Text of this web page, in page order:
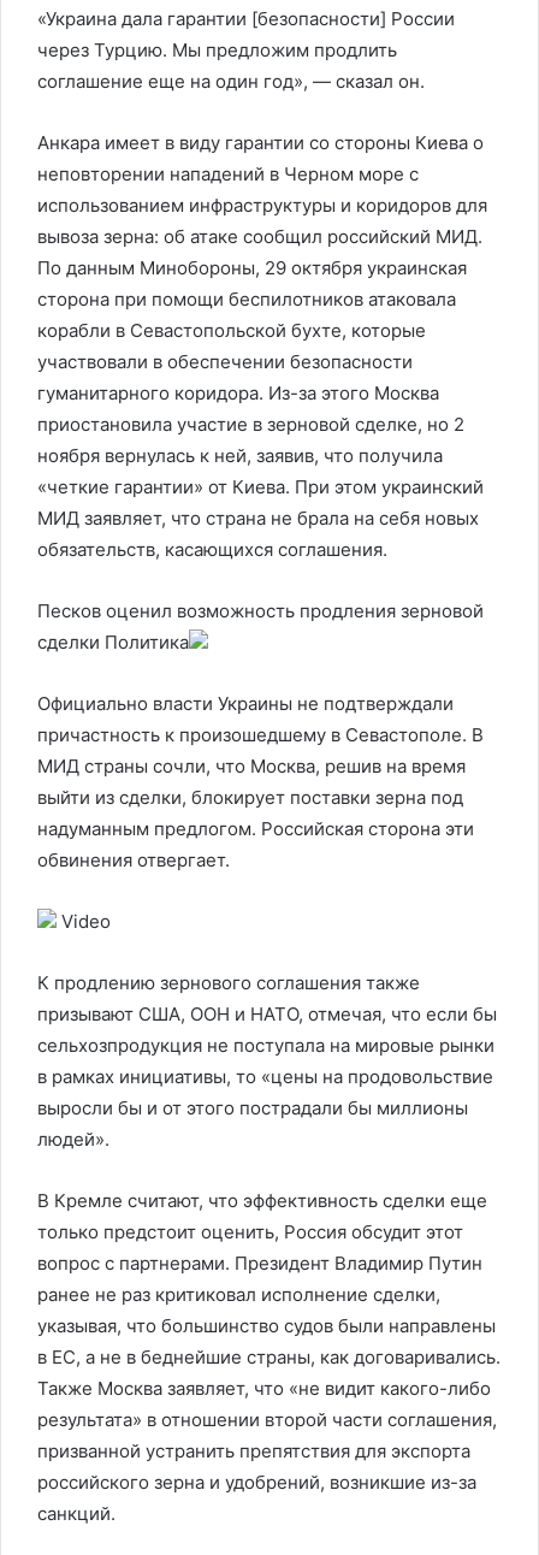
«Украина дала гарантии [безопасности] России
через Турцию. Мы предложим продлить
соглашение еще на один год», — сказал он.
Анкара имеет в виду гарантии со стороны Киева о
неповторении нападений в Черном море с
использованием инфраструктуры и коридоров для
вывоза зерна: об атаке сообщил российский МИД.
По данным Минобороны, 29 октября украинская
сторона при помощи беспилотников атаковала
корабли в Севастопольской бухте, которые
участвовали в обеспечении безопасности
гуманитарного коридора. Из-за этого Москва
приостановила участие в зерновой сделке, но 2
ноября вернулась к ней, заявив, что получила
«четкие гарантии» от Киева. При этом украинский
МИД заявляет, что страна не брала на себя новых
обязательств, касающихся соглашения.
Песков оценил возможность продления зерновой
сделки Политика
Официально власти Украины не подтверждали
причастность к произошедшему в Севастополе. В
МИД страны сочли, что Москва, решив на время
выйти из сделки, блокирует поставки зерна под
надуманным предлогом. Российская сторона эти
обвинения отвергает.
Video
К продлению зернового соглашения также
призывают США, ООН и НАТО, отмечая, что если бы
сельхозпродукция не поступала на мировые рынки
в рамках инициативы, то «цены на продовольствие
выросли бы и от этого пострадали бы миллионы
людей».
В Кремле считают, что эффективность сделки еще
только предстоит оценить, Россия обсудит этот
вопрос с партнерами. Президент Владимир Путин
ранее не раз критиковал исполнение сделки,
указывая, что большинство судов были направлены
в ЕС, а не в беднейшие страны, как договаривались.
Также Москва заявляет, что «не видит какого-либо
результата» в отношении второй части соглашения,
призванной устранить препятствия для экспорта
российского зерна и удобрений, возникшие из-за
санкций.